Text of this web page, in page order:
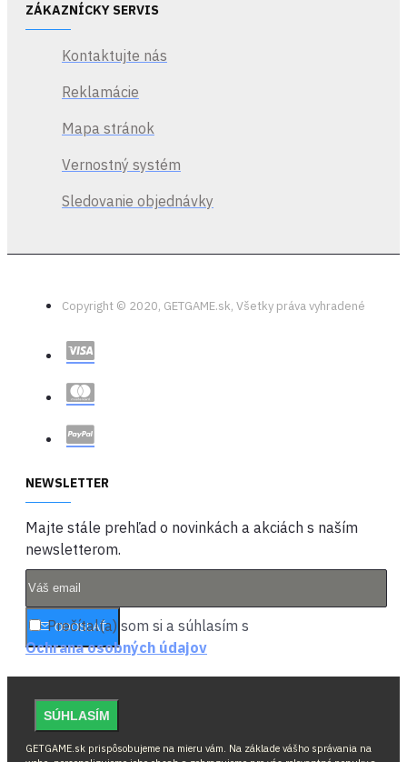
ZÁKAZNÍCKY SERVIS
Kontaktujte nás
Reklamácie
Mapa stránok
Vernostný systém
Sledovanie objednávky
Copyright © 2020, GETGAME.sk, Všetky práva vyhradené
NEWSLETTER
Majte stále prehľad o novinkách a akciách s naším
newsletterom.
ODOSLAŤ
Prečítal(a) som si a súhlasím s
Ochrana osobných údajov
SÚHLASÍM
GETGAME.sk prispôsobujeme na mieru vám. Na základe vášho správania na